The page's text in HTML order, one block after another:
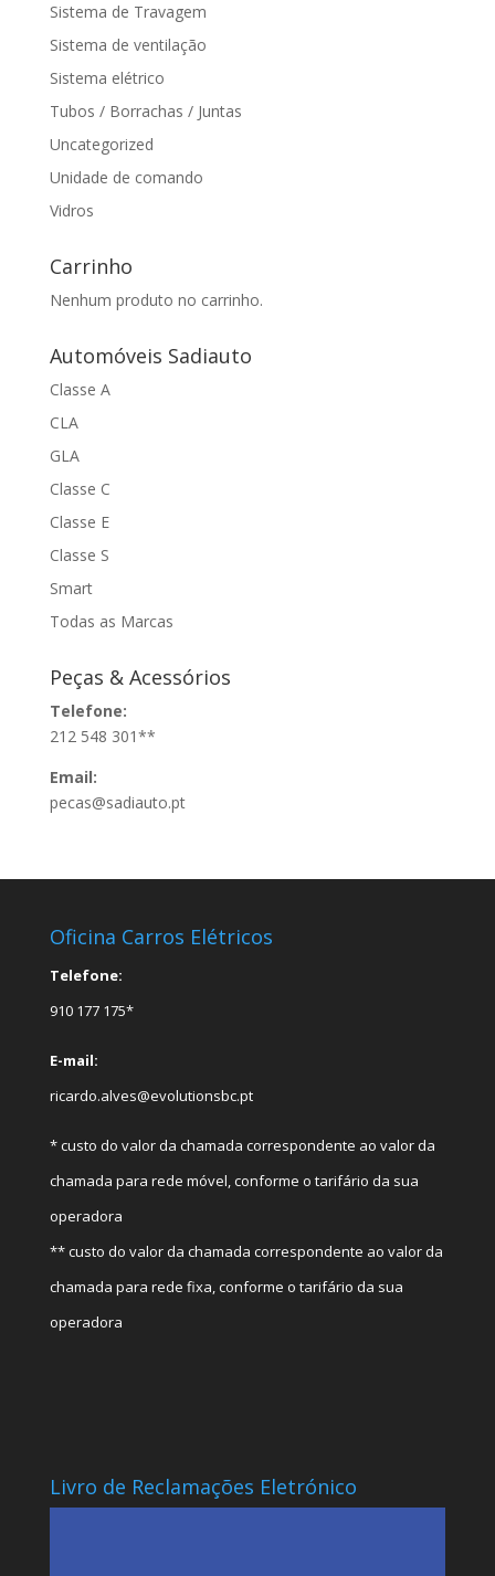
Sistema de Travagem
Sistema de ventilação
Sistema elétrico
Tubos / Borrachas / Juntas
Uncategorized
Unidade de comando
Vidros
Carrinho
Nenhum produto no carrinho.
Automóveis Sadiauto
Classe A
CLA
GLA
Classe C
Classe E
Classe S
Smart
Todas as Marcas
Peças & Acessórios
Telefone:
212 548 301**
Email:
pecas@sadiauto.pt
Oficina Carros Elétricos
Telefone:
910 177 175*
E-mail:
ricardo.alves@evolutionsbc.pt
* custo do valor da chamada correspondente ao valor da
chamada para rede móvel, conforme o tarifário da sua
operadora
** custo do valor da chamada correspondente ao valor da
chamada para rede fixa, conforme o tarifário da sua
operadora
Livro de Reclamações Eletrónico